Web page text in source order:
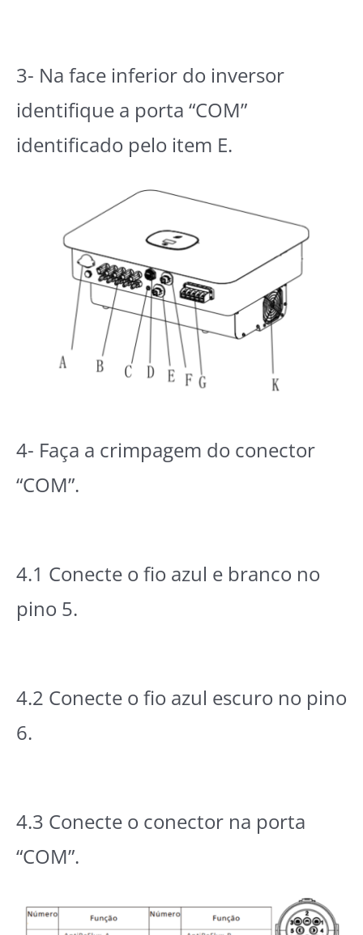
3- Na face inferior do inversor
identifique a porta “COM”
identificado pelo item E.
4- Faça a crimpagem do conector
“COM”.
4.1 Conecte o fio azul e branco no
pino 5.
4.2 Conecte o fio azul escuro no pino
6.
4.3 Conecte o conector na porta
“COM”.